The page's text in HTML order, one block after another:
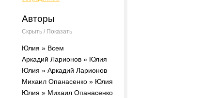
Авторы
Скрыть / Показать
Юлия » Всем
Аркадий Ларионов » Юлия
Юлия » Аркадий Ларионов
Михаил Опанасенко » Юлия
Юлия » Михаил Опанасенко